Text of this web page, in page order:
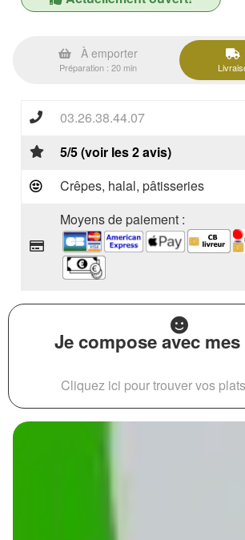
À emporter
Préparation : 20 min
03.26.38.44.07
5/5 (voir les 2 avis)
Crêpes, halal, pâtisseries
Moyens de paiement :
Je compose avec
Cliquez ici pour trouver vos